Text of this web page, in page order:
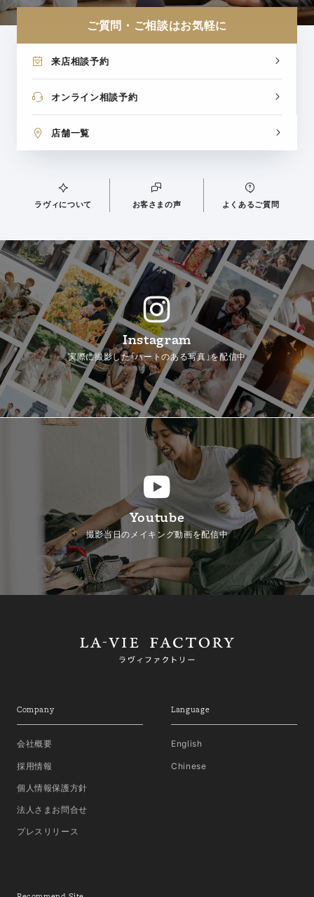
ご質問・ご相談はお気軽に
来店相談予約
オンライン相談予約
店舗一覧
ラヴィについて お客さまの声 よくあるご質問
Instagram
実際に撮影した「ハートのある写真」を配信中
Youtube
撮影当日のメイキング動画を配信中
Company
会社概要
採用情報
個人情報保護方針
法人さまお問合せ
プレスリリース
Language
English
Chinese